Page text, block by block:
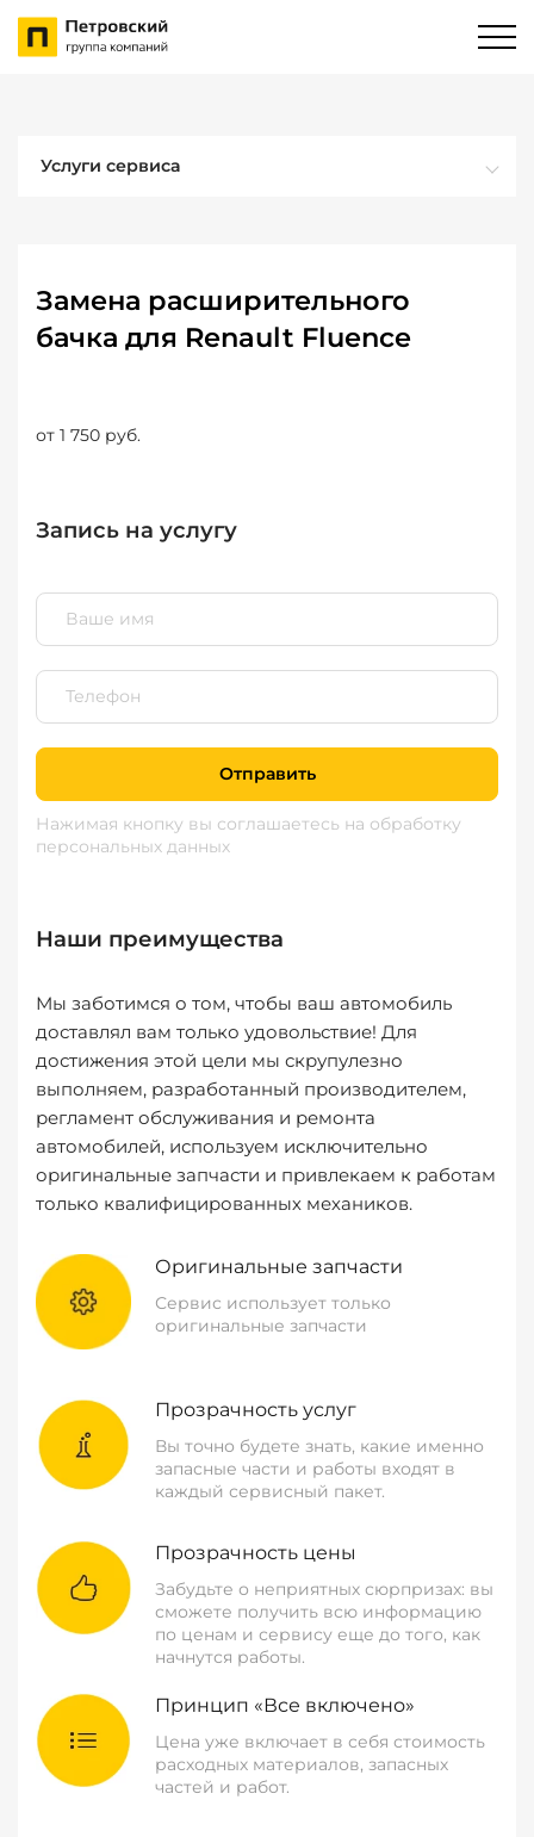
Услуги сервиса
Замена расширительного
бачка для Renault Fluence
от 1 750 руб.
Запись на услугу
Отправить
Нажимая кнопку вы соглашаетесь на обработку
персональных данных
Наши преимущества
Мы заботимся о том, чтобы ваш автомобиль
доставлял вам только удовольствие! Для
достижения этой цели мы скрупулезно
выполняем, разработанный производителем,
регламент обслуживания и ремонта
автомобилей, используем исключительно
оригинальные запчасти и привлекаем к работам
только квалифицированных механиков.
Оригинальные запчасти
Сервис использует только
оригинальные запчасти
Прозрачность услуг
Вы точно будете знать, какие именно
запасные части и работы входят в
каждый сервисный пакет.
Прозрачность цены
Забудьте о неприятных сюрпризах: вы
сможете получить всю информацию
по ценам и сервису еще до того, как
начнутся работы.
Принцип «Все включено»
Цена уже включает в себя стоимость
расходных материалов, запасных
частей и работ.